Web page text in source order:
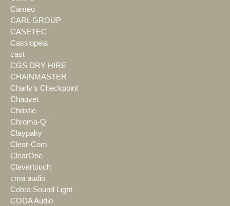
Cameo
CARL GROUP
CASETEC
Cassiopeia
cast
CGS DRY HIRE
CHAINMASTER
Charly's Checkpoint
Chauvet
Christie
Chroma-Q
Claypaky
Clear-Com
ClearOne
Clevertouch
cma audio
Cobra Sound Light
CODA Audio